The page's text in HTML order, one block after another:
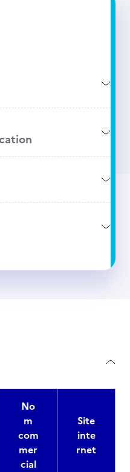
No
m
com
mer
cial
Site
inte
rnet